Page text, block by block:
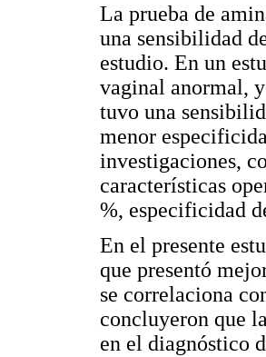
La prueba de
una sensibilidad
estudio. En un
vaginal anormal,
tuvo una
menor
investigaciones,
características
%, especificidad
En el presente
que presentó
se correlaciona
concluyeron que
en el diagnóstico